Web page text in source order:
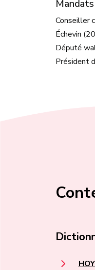
Conseiller
Échevin
Député
Président